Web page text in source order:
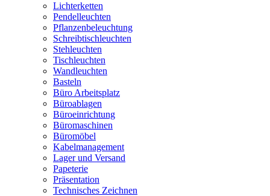
Lichterketten
Pendelleuchten
Pflanzenbeleuchtung
Schreibtischleuchten
Stehleuchten
Tischleuchten
Wandleuchten
Basteln
Büro Arbeitsplatz
Büroablagen
Büroeinrichtung
Büromaschinen
Büromöbel
Kabelmanagement
Lager und Versand
Papeterie
Präsentation
Technisches Zeichnen